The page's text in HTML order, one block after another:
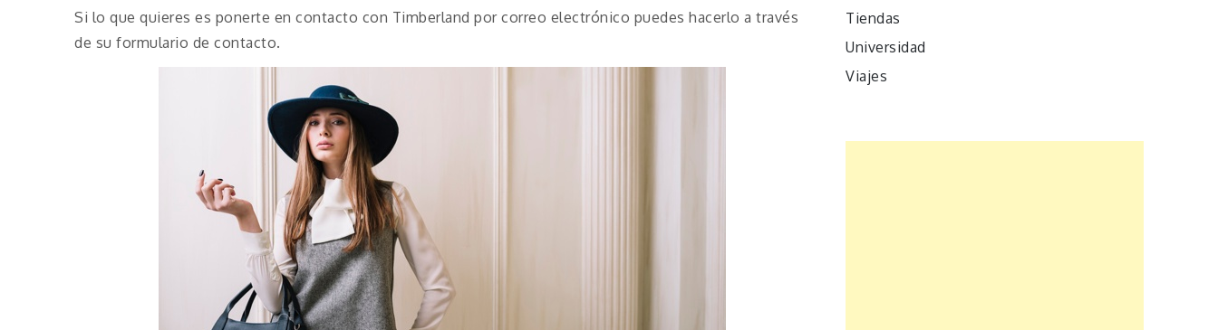
Si lo que quieres es ponerte en contacto con Timberland por correo electrónico puedes hacerlo a través
de su formulario de contacto.
Tiendas
Universidad
Viajes